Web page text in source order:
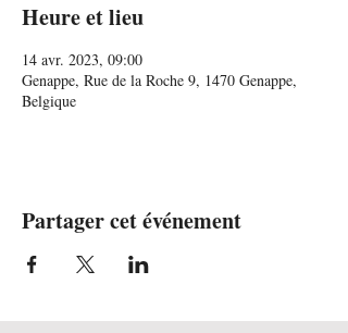
Heure et lieu
14 avr. 2023, 09:00
Genappe, Rue de la Roche 9, 1470 Genappe,
Belgique
Partager cet événement